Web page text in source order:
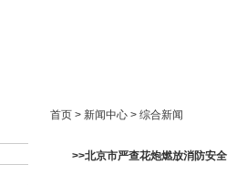
首页 > 新闻中心 > 综合新闻
>>北京市严查花炮燃放消防安全